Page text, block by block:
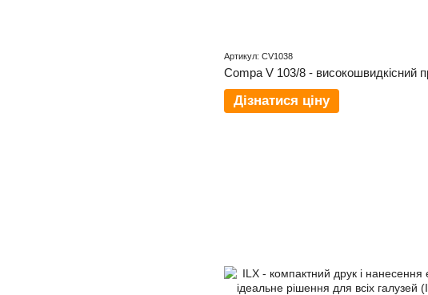
Артикул: CV1038
Дізнатися ціну